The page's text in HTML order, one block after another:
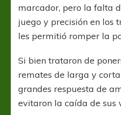
marcador, pero la falta
juego y precisión en los
les permitió romper la
Si bien trataron de
remates de larga y
grandes respuesta de
evitaron la caída de sus